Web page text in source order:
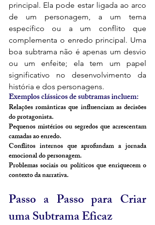
principal. Ela pode estar ligada ao arco
de um personagem, a um tema
específico ou a um conflito que
complementa o enredo principal. Uma
boa subtrama não é apenas um desvio
ou um enfeite; ela tem um papel
significativo no desenvolvimento da
história e dos personagens.
Exemplos clássicos de subtramas incluem:
Relações românticas que influenciam as decisões
do protagonista.
Pequenos mistérios ou segredos que acrescentam
camadas ao enredo.
Conflitos internos que aprofundam a jornada
emocional do personagem.
Problemas sociais ou políticos que enriquecem o
contexto da narrativa.
Passo a Passo para Criar
uma Subtrama Eficaz